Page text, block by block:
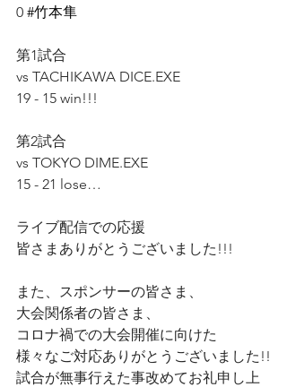
0 #竹本隼
第1試合﻿
vs TACHIKAWA DICE.EXE﻿
19 - 15 win!!!﻿
第2試合﻿
vs TOKYO DIME.EXE﻿
15 - 21 lose…﻿
ライブ配信での応援﻿
皆さまありがとうございました!!!﻿
また、スポンサーの皆さま、﻿
大会関係者の皆さま、﻿
コロナ禍での大会開催に向けた﻿
様々なご対応ありがとうございました!!﻿
試合が無事行えた事改めてお礼申し上